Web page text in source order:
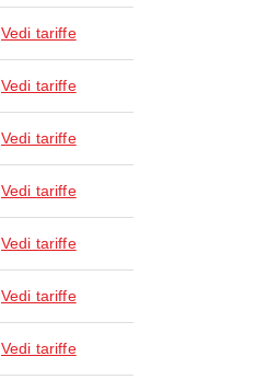
Vedi tariffe
Vedi tariffe
Vedi tariffe
Vedi tariffe
Vedi tariffe
Vedi tariffe
Vedi tariffe